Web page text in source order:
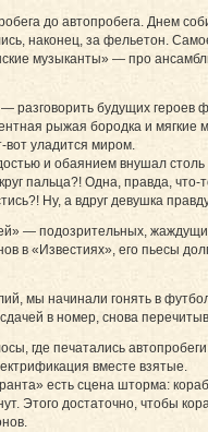
до автопробега. Днем
наконец, за фельетон.
музыканты» — про
будущих героев
рыжая бородка и
вот уладится миром.
и обаянием внушал
пальца?! Одна, правда,
Ну, а вдруг девушка правду
— подозрительных,
в «Известиях», его пьесы
мы начинали гонять в
в номер, снова
где печатались
вместе взятые.
есть сцена шторма:
Этого достаточно, чтобы